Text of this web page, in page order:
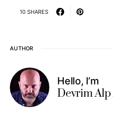
10 SHARES
AUTHOR
Hello, I’m
Devrim